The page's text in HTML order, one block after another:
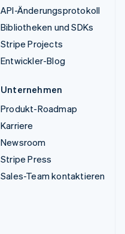
API-Änderungsprotokoll
Bibliotheken und SDKs
Stripe Projects
Entwickler-Blog
Unternehmen
Produkt-Roadmap
Karriere
Newsroom
Stripe Press
Sales-Team kontaktieren